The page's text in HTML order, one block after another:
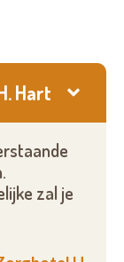
Hart
zal je